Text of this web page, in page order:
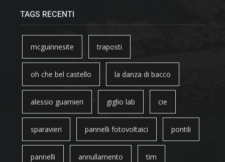
TAGS RECENTI
mcguinnesite traposti
oh che bel castello la danza di bacco
alessio guarnieri giglio lab cie
sparavieri pannelli fotovoltaici pontili
pannelli annullamento tim